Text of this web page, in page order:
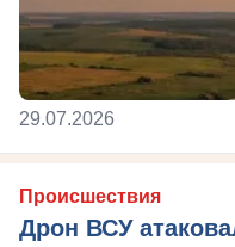
29.07.2026
Происшествия
Дрон ВСУ